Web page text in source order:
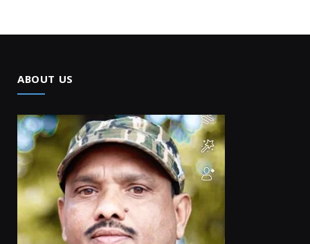
ABOUT US